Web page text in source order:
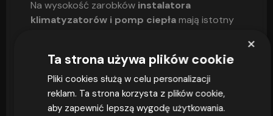
Na wysokość zarobków instalatora
klimatyzatorów i pomp ciepłamają istotny
i certyfikaty. Nie bez znaczenia jest również
lokalizacja (w większym miastach można liczyć
na wyższe zarobki), pozycja firmy na rynku, a
także sezonowość zauważalna w tej branży.
×
Ta strona używa plików cookie
Pliki cookies służą w celu personalizacji
reklam. Ta strona korzysta z plików cookie,
aby zapewnić lepszą wygodę użytkowania.